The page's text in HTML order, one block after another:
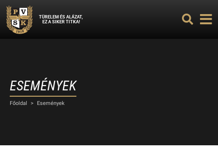
TÜRELEM ÉS ALÁZAT,
EZ A SIKER TITKA!
ESEMÉNYEK
Főoldal > Események